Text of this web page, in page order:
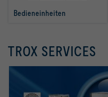
Bedieneinheiten
TROX SERVICES